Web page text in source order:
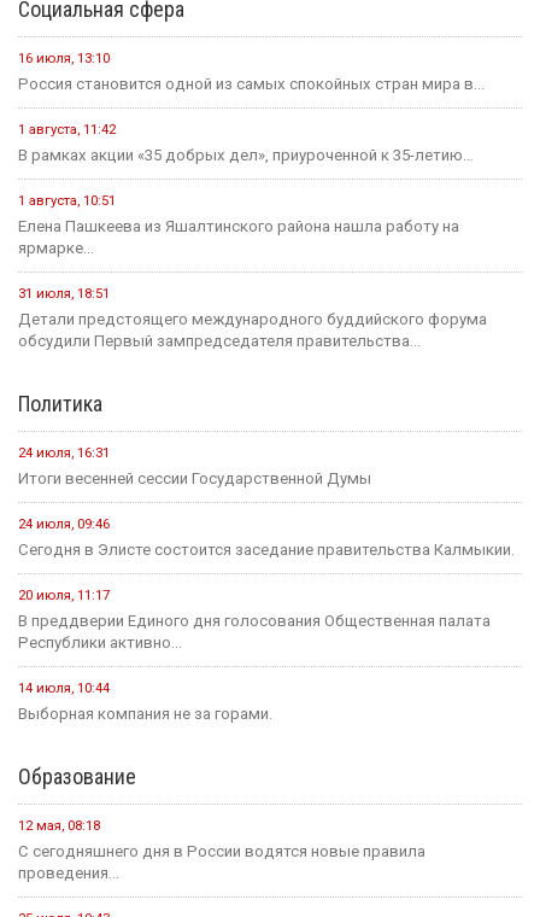
24 июля Событие
В Малодербетовском районе в ДТП погиб водитель
легкового автомобиля
23 июля Событие
Зрителям Телеканала «Россия 1» рассказали о том, что в
Калмыкии увековечили память о подвиге Героя России
Нарана Очир-Горяева
Новости на канале Россия 24
4 августа, 21:00
Вести Калмыкия. Выпуск на канале "Россия 24" от
04.08.2026.
Социальная сфера
Россия становится одной из самых спокойных стран мира в...
1 августа, 11:42
В рамках акции «35 добрых дел», приуроченной к 35-летию...
1 августа, 10:51